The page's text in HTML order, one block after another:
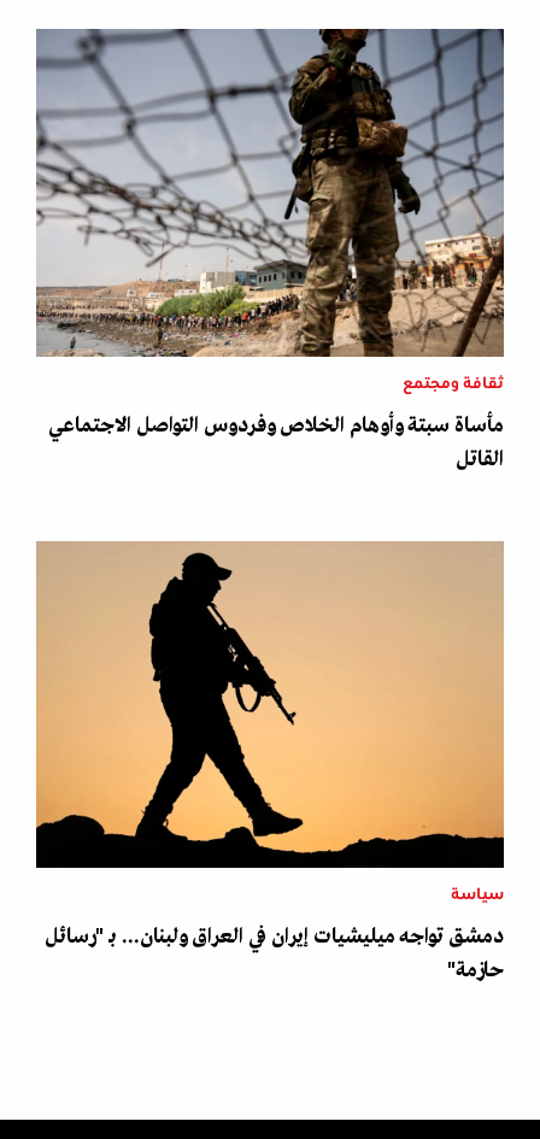
ثقافة ومجتمع
مأساة سبتة وأوهام الخلاص وفردوس التواصل الاجتماعي
القاتل
سياسة
دمشق تواجه ميليشيات إيران في العراق ولبنان... بـ "رسائل
حازمة"